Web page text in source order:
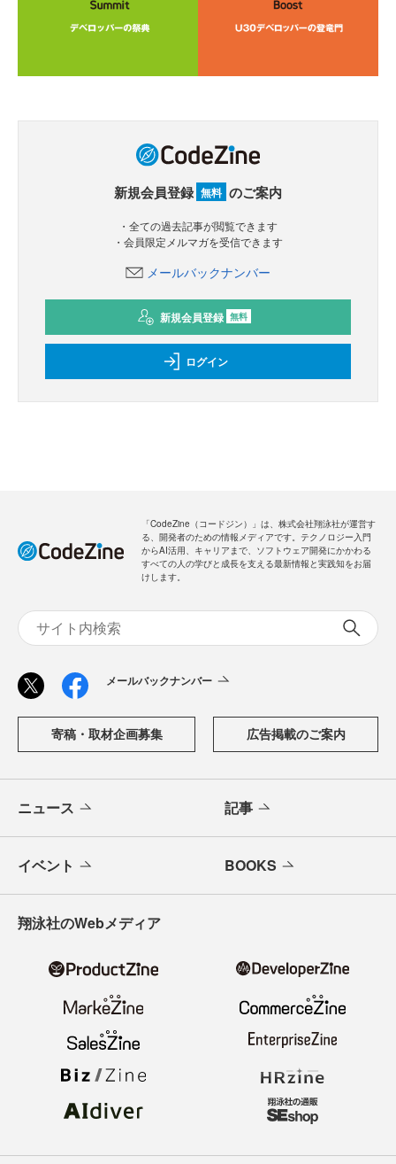
新規会員登録 無料 のご案内
・全ての過去記事が閲覧できます
・会員限定メルマガを受信できます
メールバックナンバー
新規会員登録 無料
ログイン
「CodeZine（コードジン）」は、株式会社翔泳社が運営す
る、開発者のための情報メディアです。テクノロジー入門
からAI活用、キャリアまで、ソフトウェア開発にかかわる
すべての人の学びと成長を支える最新情報と実践知をお届
けします。
メールバックナンバー
寄稿・取材企画募集 広告掲載のご案内
ニュース 記事
イベント BOOKS
翔泳社のWebメディア